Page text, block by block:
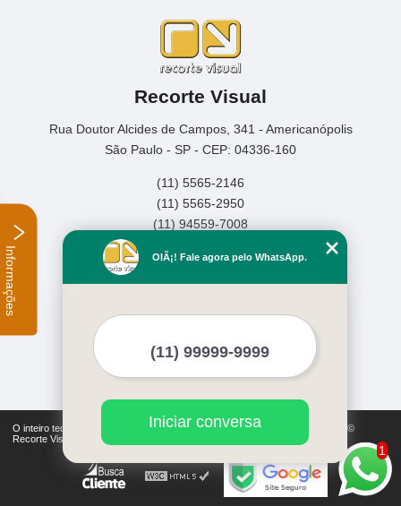
Recorte Visual
Rua Doutor Alcides de Campos, 341 - Americanópolis
São Paulo - SP - CEP: 04336-160
(11) 5565-2146
(11) 5565-2950
(11) 94559-7008
Home
Serviços
Mapa do site
Mais Serviços
O inteiro teor deste site está sujeito à proteção de direitos autorais. Copyright©
Recorte Visual (Lei 9610 de 19/02/1998)
1
OlÃ¡! Fale agora pelo WhatsApp.
Iniciar conversa
Informações